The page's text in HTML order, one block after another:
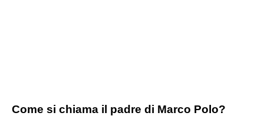
Come si chiama il padre di Marco Polo?